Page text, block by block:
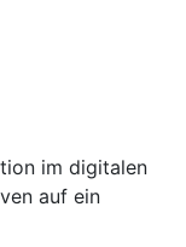
im digitalen
auf ein